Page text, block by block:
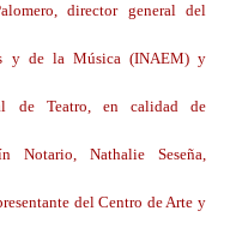
director general del
y de la Música (INAEM) y
de Teatro, en calidad de
Notario, Nathalie Seseña,
del Centro de Arte y